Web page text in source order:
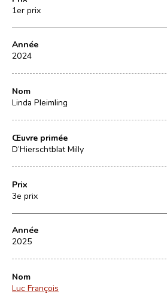
1er prix
Année
2024
Nom
Linda Pleimling
Œuvre primée
D’Hierschtblat Milly
Prix
3e prix
Année
2025
Nom
Luc François